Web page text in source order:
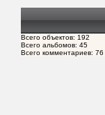
Всего объектов: 192
Всего альбомов: 45
Всего комментариев: 76